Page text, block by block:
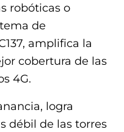
robóticas o
de
amplifica la
cobertura de las
4G.
logra
débil de las torres